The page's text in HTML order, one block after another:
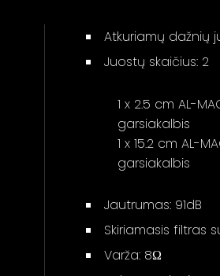
Atkuriamų dažnių
Juostų skaičius: 2
1 x 2.5 cm AL-
garsiakalbis
1 x 15.2 cm AL-
garsiakalbis
Jautrumas: 91dB
Skiriamasis filtras
Varža: 8Ω